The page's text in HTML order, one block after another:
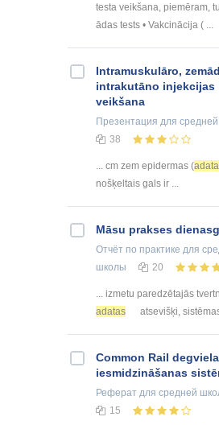
testa veikšana, piemēram,
ādas tests • Vakcinācija ( ...
Intramuskulāro,
intrakutāno injekcijas
veikšana
Презентация для
38
... cm zem epidermas (
nošķeltais gals ir ...
Māsu prakses
Отчёт по практике для
школы
20
... izmetu paredzētajās
adatas
atsevišķi,
Common Rail
iesmidzināšanas
Реферат для средней
15